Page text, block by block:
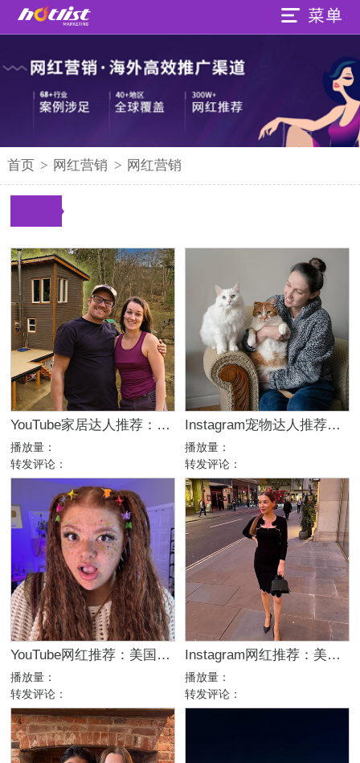
首页 > 网红营销 > 网红营销
YouTube家居达人推荐：加拿大DIY建筑生活kol博主
播放量：
转发评论：
Instagram宠物达人推荐：加拿大猫咪生活博主，适合宠物品牌合作
播放量：
转发评论：
YouTube网红推荐：美国生活方式Vlog博主，200万粉家庭达人合作
播放量：
转发评论：
Instagram网红推荐：美国美妆护肤博主，46万粉幽默科普达人合作
播放量：
转发评论：